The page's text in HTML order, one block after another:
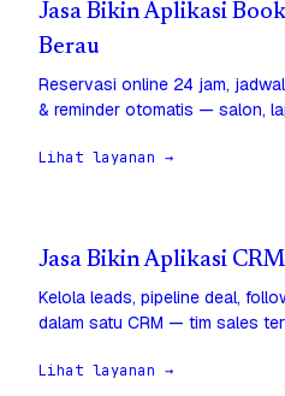
Jasa Bikin Aplikasi
Berau
Reservasi online 24 jam,
& reminder otomatis — salon,
Lihat layanan →
Jasa Bikin Aplikasi
Kelola leads, pipeline deal,
dalam satu CRM — tim sales
Lihat layanan →